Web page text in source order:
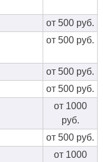
от 500 руб.
от 500 руб.
от 500 руб.
от 500 руб.
от 1000
руб.
от 500 руб.
от 1000